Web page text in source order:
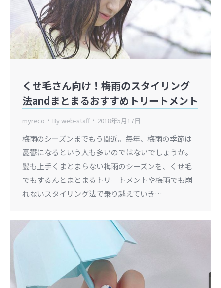
くせ毛さん向け！梅雨のスタイリング
法andまとまるおすすめトリートメント
myreco Byweb-staff 2018年5月17日
梅雨のシーズンまでもう間近。毎年、梅雨の季節は
憂鬱になるという人も多いのではないでしょうか。
髪も上手くまとまらない梅雨のシーズンを、くせ毛
でもするんとまとまるトリートメントや梅雨でも崩
れないスタイリング法で乗り越えていき…